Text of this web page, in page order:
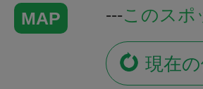
MAP ---このスポ
現在